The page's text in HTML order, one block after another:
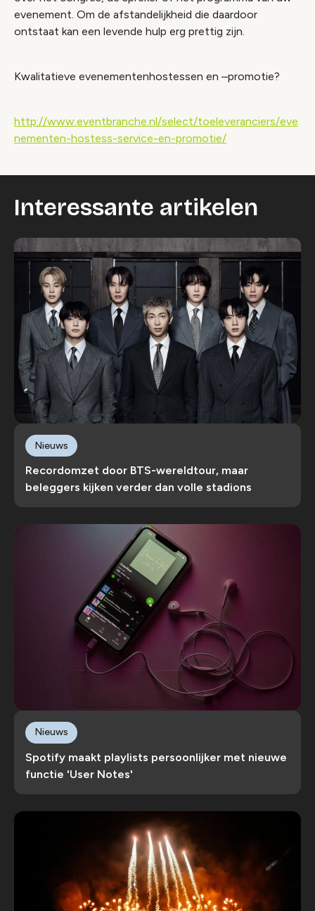
evenement. Om de afstandelijkheid die daardoor
ontstaat kan een levende hulp erg prettig zijn.
Kwalitatieve evenementenhostessen en –promotie?
http://www.eventbranche.nl/select/toeleveranciers/eve
nementen-hostess-service-en-promotie/
Interessante artikelen
Recordomzet door BTS-wereldtour, maar
beleggers kijken verder dan volle stadions
Nieuws
Spotify maakt playlists persoonlijker met nieuwe
functie 'User Notes'
Nieuws